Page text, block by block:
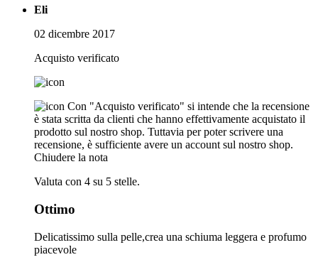
Eli
02 dicembre 2017
Acquisto verificato
Con "Acquisto verificato" si intende che la recensione
è stata scritta da clienti che hanno effettivamente acquistato il
prodotto sul nostro shop. Tuttavia per poter scrivere una
recensione, è sufficiente avere un account sul nostro shop.
Chiudere la nota
Valuta con 4 su 5 stelle.
Ottimo
Delicatissimo sulla pelle,crea una schiuma leggera e profumo
piacevole